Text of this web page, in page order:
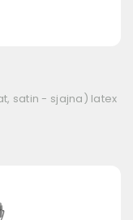
satin - sjajna) latex